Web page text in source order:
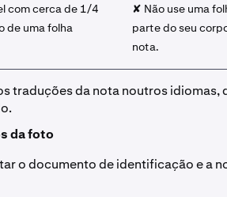
com cerca de 1/4
de uma folha
✘ Não use uma
parte do seu
nota.
traduções da nota noutros idiomas,
da foto
o documento de identificação e a